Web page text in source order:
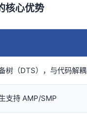
核心优势
树（DTS），与代码解耦
支持 AMP/SMP